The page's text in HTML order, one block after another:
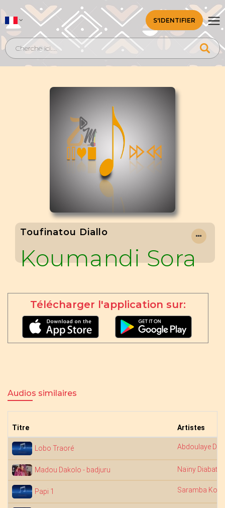
S'IDENTIFIER
Toufinatou Diallo
Koumandi Sora
Télécharger l'application sur:
Audios similaires
Titre Artistes
Lobo Traoré Abdoulaye
Madou Dakolo - badjuru Naïny Diabaté
Papi 1 Saramba